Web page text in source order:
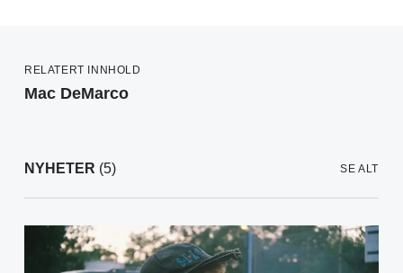
RELATERT INNHOLD
Mac DeMarco
NYHETER (5) SE ALT